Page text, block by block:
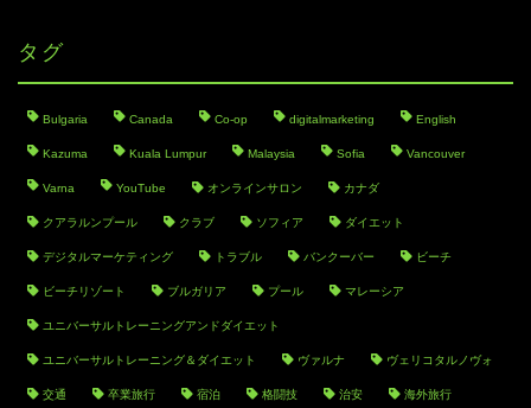
タグ
Bulgaria Canada Co-op digitalmarketing English
Kazuma Kuala Lumpur Malaysia Sofia Vancouver
Varna YouTube オンラインサロン カナダ
クアラルンプール クラブ ソフィア ダイエット
デジタルマーケティング トラブル バンクーバー ビーチ
ビーチリゾート ブルガリア プール マレーシア
ユニバーサルトレーニングアンドダイエット
ユニバーサルトレーニング＆ダイエット ヴァルナ ヴェリコタルノヴォ
交通 卒業旅行 宿泊 格闘技 治安 海外旅行